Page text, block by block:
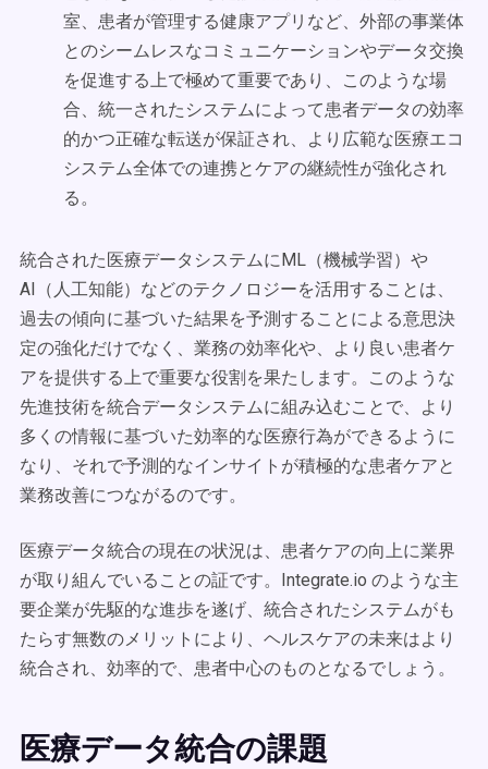
室、患者が管理する健康アプリなど、外部の事業体
とのシームレスなコミュニケーションやデータ交換
を促進する上で極めて重要であり、このような場
合、統一されたシステムによって患者データの効率
的かつ正確な転送が保証され、より広範な医療エコ
システム全体での連携とケアの継続性が強化され
る。
統合された医療データシステムにML（機械学習）や
AI（人工知能）などのテクノロジーを活用することは、
過去の傾向に基づいた結果を予測することによる意思決
定の強化だけでなく、業務の効率化や、より良い患者ケ
アを提供する上で重要な役割を果たします。このような
先進技術を統合データシステムに組み込むことで、より
多くの情報に基づいた効率的な医療行為ができるように
なり、それで予測的なインサイトが積極的な患者ケアと
業務改善につながるのです。
医療データ統合の現在の状況は、患者ケアの向上に業界
が取り組んでいることの証です。Integrate.io のような主
要企業が先駆的な進歩を遂げ、統合されたシステムがも
たらす無数のメリットにより、ヘルスケアの未来はより
統合され、効率的で、患者中心のものとなるでしょう。
医療データ統合の課題